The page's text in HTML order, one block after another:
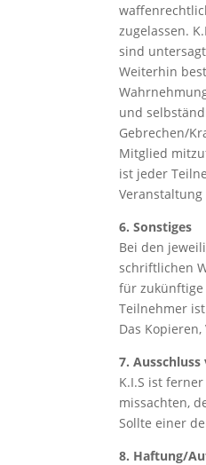
zugelassen.
sind
Weiterhin
und
Gebrechen/
Mitglied
ist jeder
6. Sonstiges
Bei den
schriftlichen
für zukünftige
Teilnehmer
Das
7.
K.I.S ist
missachten,
Sollte einer
8. Haftung/